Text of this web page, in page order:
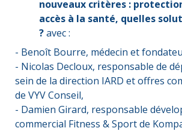
nouveaux critères :
accès à la santé, quelles
?avec :
- Benoît Bourre, médecin et
- Nicolas Decloux, responsable de
sein de la direction IARD et offres
de VYV Conseil,
- Damien Girard, responsable
commercial Fitness & Sport de